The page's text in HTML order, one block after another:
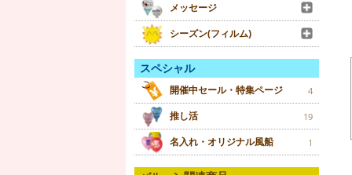
メッセージ
シーズン(フィルム)
スペシャル
開催中セール・特集ページ 4
推し活 19
名入れ・オリジナル風船 1